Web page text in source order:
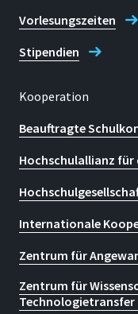
Vorlesungszeiten
Stipendien
Kooperation
Beauftragte
Hochschulallianz für
Internationale
Zentrum für
Zentrum für
Technologietransfer